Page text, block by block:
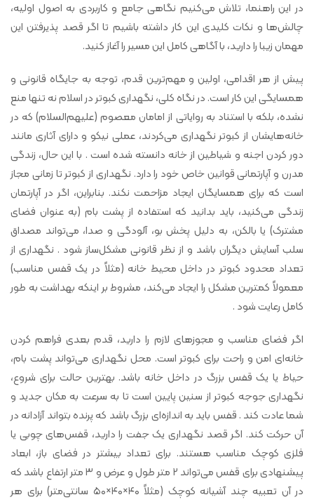
در این راهنما، تلاش می‌کنیم نگاهی جامع و کاربردی به اصول اولیه،
چالش‌ها و نکات کلیدی این کار داشته باشیم تا اگر قصد پذیرفتن این
مهمان زیبا را دارید، با آگاهی کامل این مسیر را آغاز کنید.
پیش از هر اقدامی، اولین و مهم‌ترین قدم، توجه به جایگاه قانونی و
همسایگی این کار است. در نگاه کلی، نگهداری کبوتر در اسلام نه تنها منع
نشده، بلکه با استناد به روایاتی از امامان معصوم (علیهم‌السلام) که در
خانه‌هایشان از کبوتر نگهداری می‌کردند، عملی نیکو و دارای آثاری مانند
دور کردن اجنه و شیاطین از خانه دانسته شده است . با این حال، زندگی
مدرن و آپارتمانی قوانین خاص خود را دارد. نگهداری از کبوتر تا زمانی مجاز
است که برای همسایگان ایجاد مزاحمت نکند. بنابراین، اگر در آپارتمان
زندگی می‌کنید، باید بدانید که استفاده از پشت بام (به عنوان فضای
مشترک) یا بالکن، به دلیل پخش بو، آلودگی و صدا، می‌تواند مصداق
سلب آسایش دیگران باشد و از نظر قانونی مشکل‌ساز شود . نگهداری از
تعداد محدود کبوتر در داخل محیط خانه (مثلاً در یک قفس مناسب)
معمولاً کمترین مشکل را ایجاد می‌کند، مشروط بر اینکه بهداشت به طور
کامل رعایت شود .
اگر فضای مناسب و مجوزهای لازم را دارید، قدم بعدی فراهم کردن
خانه‌ای امن و راحت برای کبوتر است. محل نگهداری می‌تواند پشت بام،
حیاط یا یک قفس بزرگ در داخل خانه باشد. بهترین حالت برای شروع،
نگهداری جوجه کبوتر از سنین پایین است تا به سرعت به مکان جدید و
شما عادت کند . قفس باید به اندازه‌ای بزرگ باشد که پرنده بتواند آزادانه در
آن حرکت کند. اگر قصد نگهداری یک جفت را دارید، قفس‌های چوبی یا
فلزی کوچک مناسب هستند. برای تعداد بیشتر در فضای باز، ابعاد
پیشنهادی برای قفس می‌تواند ۲ متر طول و عرض و ۳ متر ارتفاع باشد که
در آن تعبیه چند آشیانه کوچک (مثلاً ۴۰×۴۰×۵۰ سانتی‌متر) برای هر